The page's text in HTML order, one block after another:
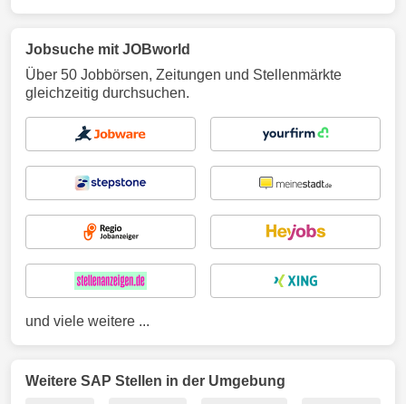
Jobsuche mit JOBworld
Über 50 Jobbörsen, Zeitungen und Stellenmärkte
gleichzeitig durchsuchen.
und viele weitere ...
Weitere SAP Stellen in der Umgebung